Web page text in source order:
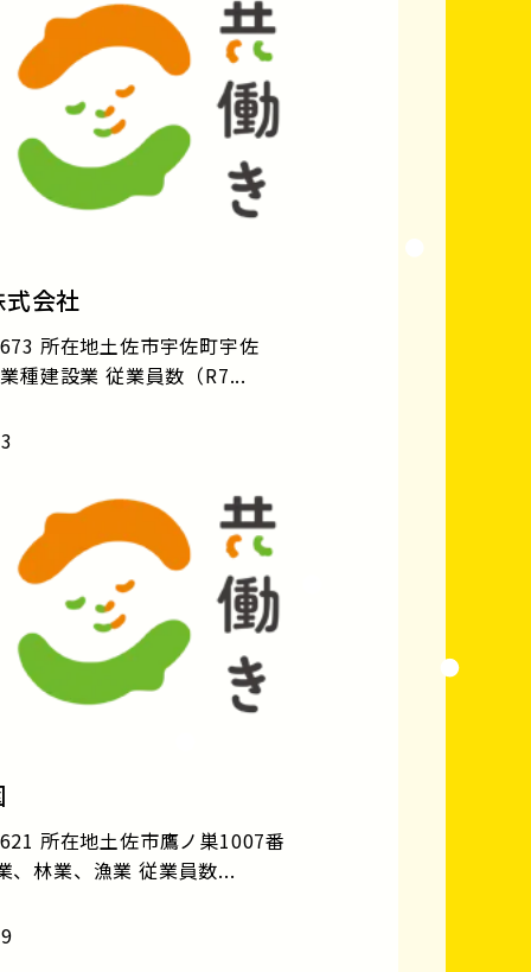
会社
所在地土佐市宇佐町宇佐
種建設業 従業員数（R7...
所在地土佐市鷹ノ巣1007番
、林業、漁業 従業員数...